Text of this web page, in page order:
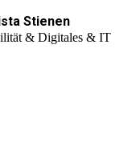
Stienen
& Digitales & IT